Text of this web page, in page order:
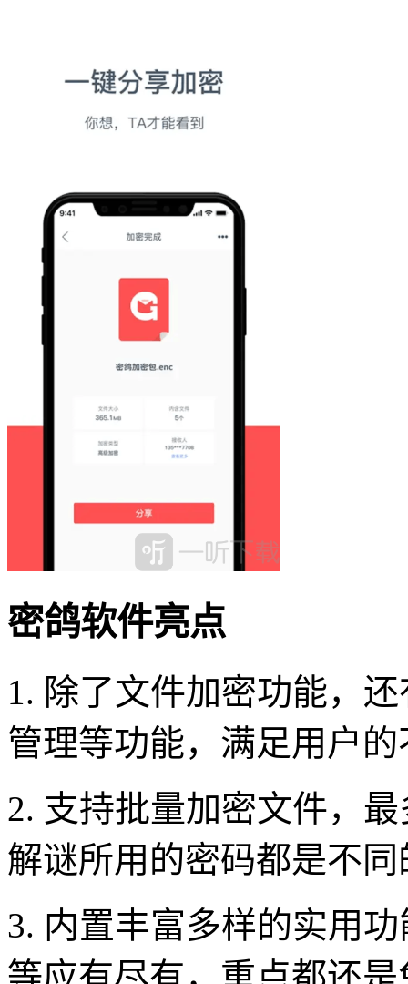
密鸽软件亮点
1. 除了文件加密功能，
管理等功能，满足用户
2. 支持批量加密文件，
解谜所用的密码都是不同
3. 内置丰富多样的实用
等应有尽有，重点都还